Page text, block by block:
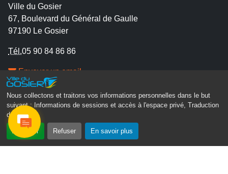
Nous collectons et traitons vos informations personnelles dans le but
suivant :
Informations de sessions et accès à l'espace privé, Traduction
des pages .
Accepter Refuser En savoir plus
Ville du Gosier
67, Boulevard du Général de Gaulle
97190 Le Gosier
Tél.05 90 84 86 86
Envoyer un email
Contacter la P.R.A.D.A
Contactez le délégué à la protection des données
personnelles - D.P.O
Suivez-nous